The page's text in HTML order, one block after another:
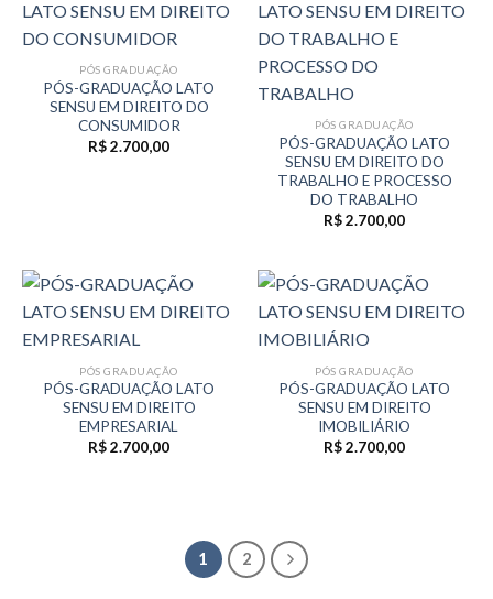
PÓS GRADUAÇÃO
PÓS-GRADUAÇÃO LATO
SENSU EM DIREITO DO
CONSUMIDOR
R$2.700,00
PÓS GRADUAÇÃO
PÓS-GRADUAÇÃO LATO
SENSU EM DIREITO DO
TRABALHO E PROCESSO
DO TRABALHO
R$2.700,00
PÓS GRADUAÇÃO
PÓS-GRADUAÇÃO LATO
SENSU EM DIREITO
EMPRESARIAL
R$2.700,00
PÓS GRADUAÇÃO
PÓS-GRADUAÇÃO LATO
SENSU EM DIREITO
IMOBILIÁRIO
R$2.700,00
1 2